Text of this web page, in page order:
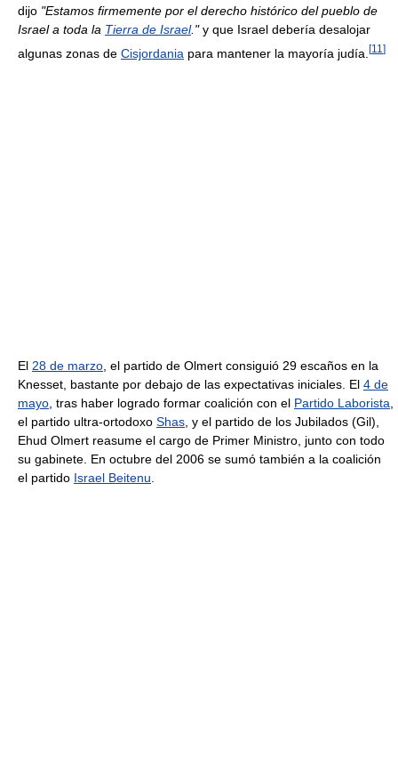
dijo "Estamos firmemente por el derecho histórico del pueblo de
Israel a toda la Tierra de Israel."y que Israel debería desalojar
algunas zonas de Cisjordania para mantener la mayoría judía. [11 ]
El 28 de marzo , el partido de Olmert consiguió 29 escaños en la
Knesset, bastante por debajo de las expectativas iniciales. El 4 de
mayo , tras haber logrado formar coalición con el Partido Laborista
el partido ultra-ortodoxo Shas , y el partido de los Jubilados (Gil),
Ehud Olmert reasume el cargo de Primer Ministro, junto con todo
su gabinete. En octubre del 2006 se sumó también a la coalición
el partido Israel Beitenu